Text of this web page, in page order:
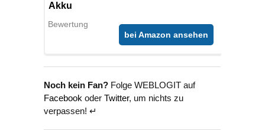
Akku
Bewertung
bei Amazon ansehen
Noch kein Fan? Folge WEBLOGIT auf
Facebook oder Twitter, um nichts zu
verpassen! ↵